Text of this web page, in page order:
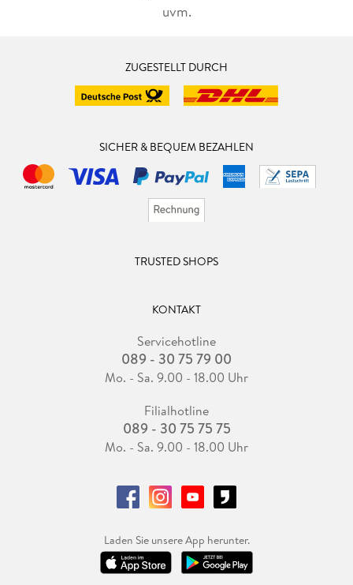
uvm.
ZUGESTELLT DURCH
SICHER & BEQUEM BEZAHLEN
TRUSTED SHOPS
KONTAKT
Servicehotline
089 - 30 75 79 00
Mo. - Sa. 9.00 - 18.00 Uhr
Filialhotline
089 - 30 75 75 75
Mo. - Sa. 9.00 - 18.00 Uhr
Laden Sie unsere App herunter.